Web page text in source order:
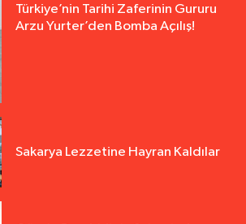
Türkiye’nin Tarihi Zaferinin Gururu
Arzu Yurter’den Bomba Açılış!
Sakarya Lezzetine Hayran Kaldılar